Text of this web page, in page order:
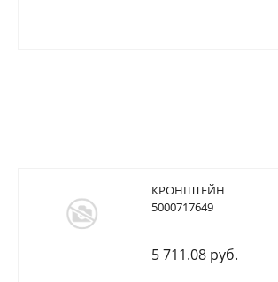
КРОНШТЕЙН
5000717649
5 711.08 руб.